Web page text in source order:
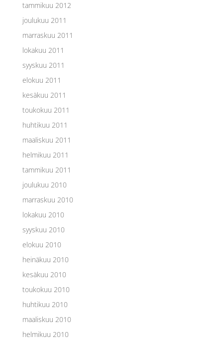
tammikuu 2012
joulukuu 2011
marraskuu 2011
lokakuu 2011
syyskuu 2011
elokuu 2011
kesäkuu 2011
toukokuu 2011
huhtikuu 2011
maaliskuu 2011
helmikuu 2011
tammikuu 2011
joulukuu 2010
marraskuu 2010
lokakuu 2010
syyskuu 2010
elokuu 2010
heinäkuu 2010
kesäkuu 2010
toukokuu 2010
huhtikuu 2010
maaliskuu 2010
helmikuu 2010